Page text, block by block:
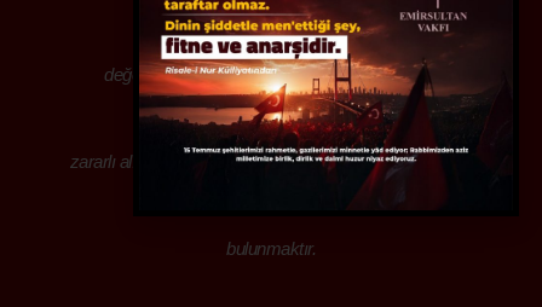
ve manevi
değerlerimizin yaşatılması,gençlerimizin alkol,
uyuşturucu, kumar ve benzeri
zararlı alışkanlıklardan korunabilmeleri amacıyla gerekli
bulunmaktır.